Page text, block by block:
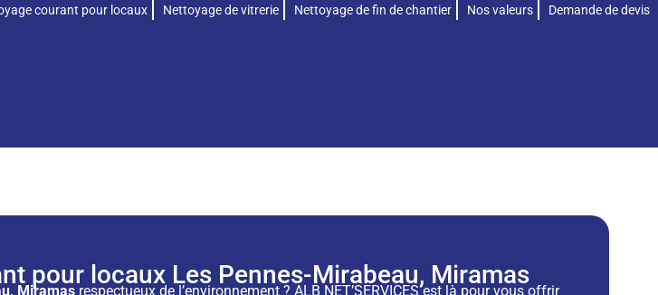
courant pour locaux Nettoyage de vitrerie Nettoyage de fin de chantier Nos valeurs Demande de devis
pour locaux Les Pennes-Mirabeau, Miramas
Miramas respectueux de l’environnement ? ALB NET’SERVICES est là pour vous offrir